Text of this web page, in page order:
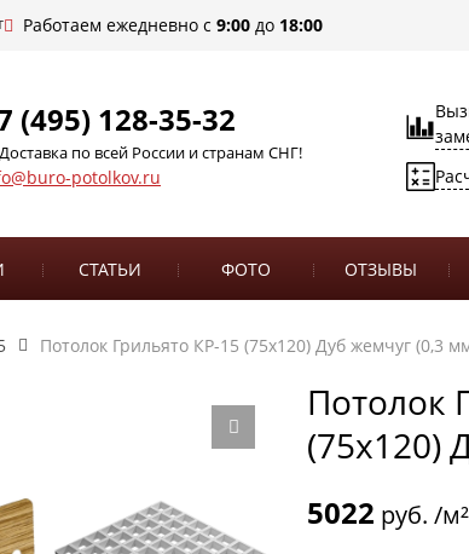
Работаем ежедневно с 9:00 до 18:00
(495) 128-35-32
Доставка по всей России и странам СНГ!
potolkov.ru
СТАТЬИ ФОТО ОТЗЫВЫ
Потолок Грильято КР-15 (75х120) Дуб жемчуг (0,3
Потолок
(75х120)
5022 руб. /м²